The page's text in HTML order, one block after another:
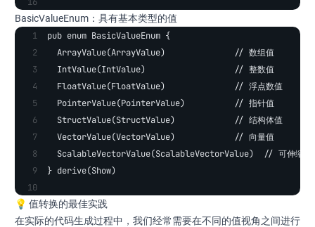
BasicValueEnum：具有基本类型的值
pub enum BasicValueEnum {
  ArrayValue(ArrayValue)              // 数组值
  IntValue(IntValue)                  // 整数值
  FloatValue(FloatValue)              // 浮点数值
  PointerValue(PointerValue)          // 指针值
  StructValue(StructValue)            // 结构体值
  VectorValue(VectorValue)            // 向量值
ScalableVectorValue(ScalableVectorValue)  // 可伸缩向
} derive(Show)
💡 值转换的最佳实践
在实际的代码生成过程中，我们经常需要在不同的值视角之间进行